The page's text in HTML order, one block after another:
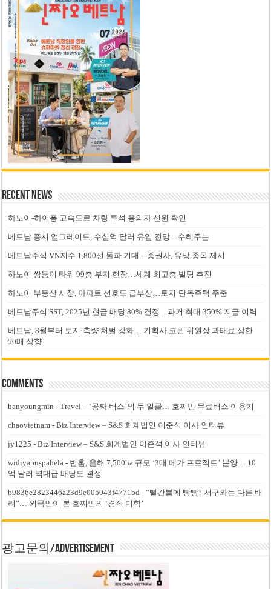
Recent News
하노이-하이퐁 고속도로 차량 투석 용의자 신원 확인
베트남 증시 업그레이드, 수십억 달러 유입 전망…수혜주는
베트남주식 VN지수 1,800선 돌파 기대…증권사, 유망 종목 제시
하노이 쌍둥이 타워 99층 부지 현장…세계 최고층 빌딩 추진
하노이 부동산 시장, 아파트 선호도 급부상…토지·단독주택 주춤
베트남주식 SST, 2025년 현금 배당 80% 결정…과거 최대 350% 지급 이력
베트남, 8월부터 토지·측량 처벌 강화… 기획사 코뮌 위원장 과태료 상한
50배 상향
Comments
hanyoungmin -Travel – ‘공짜 버스’의 두 얼굴… 호찌민 무료버스 이용기
chaovietnam -Biz Interview – S&S 회계법인 이준석 이사 인터뷰
jy1225 -Biz Interview – S&S 회계법인 이준석 이사 인터뷰
widiyapuspabela - 빈홈, 올해 7,500ha 규모 ‘3대 메가 프로젝트’ 분양… 10
억 달러 역대급 배당도 결정
b9836e2823446a23d9e005043f4771bd -“빨간불에 빵빵? 서구와는 다른 배
려”… 외국인이 본 호찌민의 ‘경적 미학’
광고문의/Advertisement